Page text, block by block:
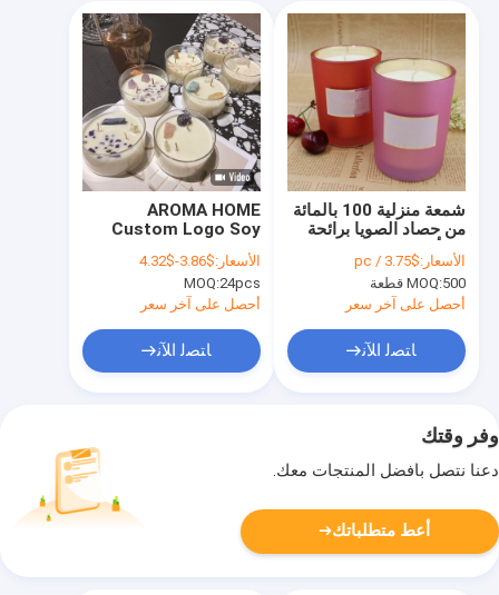
AROMA HOME
Custom Logo Soy
Wax Crystal Stone
Candles كبيرة معطرة
10 أونصة
الأسعار:$3.86-$4.32
MOQ:24pcs
أحصل على آخر سعر
ﺎﺘﺼﻟ ﺍﻶﻧ
شمعة منزلية 100 بالمائة
من حصاد الصويا برائحة
10 أوقية للعلاج بالروائح
الأسعار:$3.75 / pc
MOQ:500 قطعة
أحصل على آخر سعر
ﺎﺘﺼﻟ ﺍﻶﻧ
وفر وقتك
دعنا نتصل بأفضل المنتجات معك.
أعط متطلباتك